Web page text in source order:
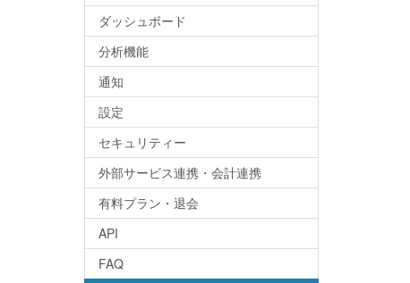
ダッシュボード
分析機能
通知
設定
セキュリティー
外部サービス連携・会計連携
有料プラン・退会
API
FAQ